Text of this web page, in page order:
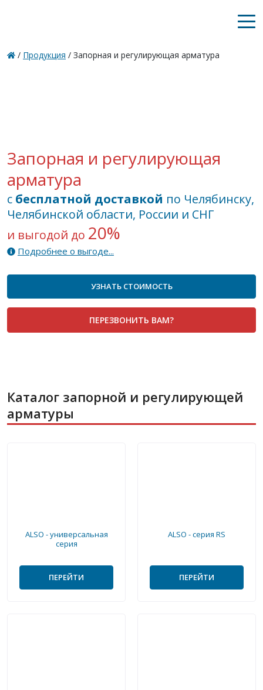
/ Продукция / Запорная и регулирующая арматура
Запорная и регулирующая
арматура
с бесплатной доставкой по Челябинску,
Челябинской области, России и СНГ
и выгодой до 20%
Подробнее о выгоде...
УЗНАТЬ СТОИМОСТЬ
ПЕРЕЗВОНИТЬ ВАМ?
Каталог запорной и регулирующей
арматуры
ALSO - универсальная
серия
ПЕРЕЙТИ
ALSO - серия RS
ПЕРЕЙТИ